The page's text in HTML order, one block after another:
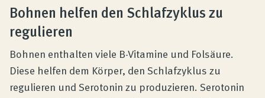
Bohnen helfen den Schlafzyklus zu
regulieren
Bohnen enthalten viele B-Vitamine und Folsäure.
Diese helfen dem Körper, den Schlafzyklus zu
regulieren und Serotonin zu produzieren. Serotonin